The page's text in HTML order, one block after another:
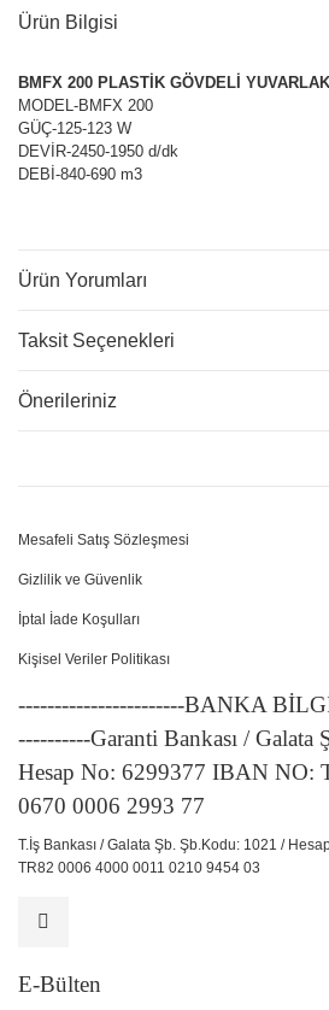
Ürün Bilgisi
BMFX 200 PLASTİK GÖVDELİ
MODEL-BMFX 200
GÜÇ-125-123 W
DEVİR-2450-1950 d/dk
DEBİ-840-690 m3
Ürün Yorumları
Taksit Seçenekleri
Önerileriniz
Mesafeli Satış Sözleşmesi
Gizlilik ve Güvenlik
İptal İade Koşulları
Kişisel Veriler Politikası
-----------------------BANKA
----------Garanti Bankası / Galata
Hesap No: 6299377 IBAN NO:
0670 0006 2993 77
T.İş Bankası / Galata Şb. Şb.Kodu: 1021 /
TR82 0006 4000 0011 0210 9454 03
E-Bülten